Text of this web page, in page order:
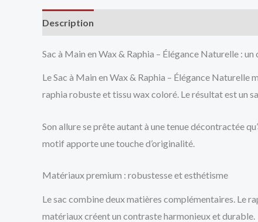
Description
Sac à Main en Wax & Raphia – Élégance Naturelle :
Le Sac à Main en Wax & Raphia – Élégance
raphia robuste et tissu wax coloré. Le résultat est un
Son allure se prête autant à une tenue décontractée
motif apporte une touche d’originalité.
Matériaux premium : robustesse et esthétisme
Le sac combine deux matières complémentaires. Le
matériaux créent un contraste harmonieux et durable.